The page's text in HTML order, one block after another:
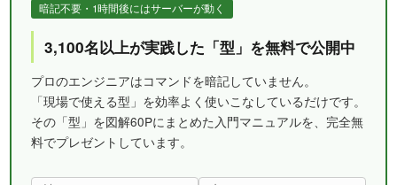
暗記不要・1時間後にはサーバーが動く
3,100名以上が実践した「型」を無料で公開中
プロのエンジニアはコマンドを暗記していません。
「現場で使える型」を効率よく使いこなしているだけです。
その「型」を図解60Pにまとめた入門マニュアルを、完全無
料でプレゼントしています。